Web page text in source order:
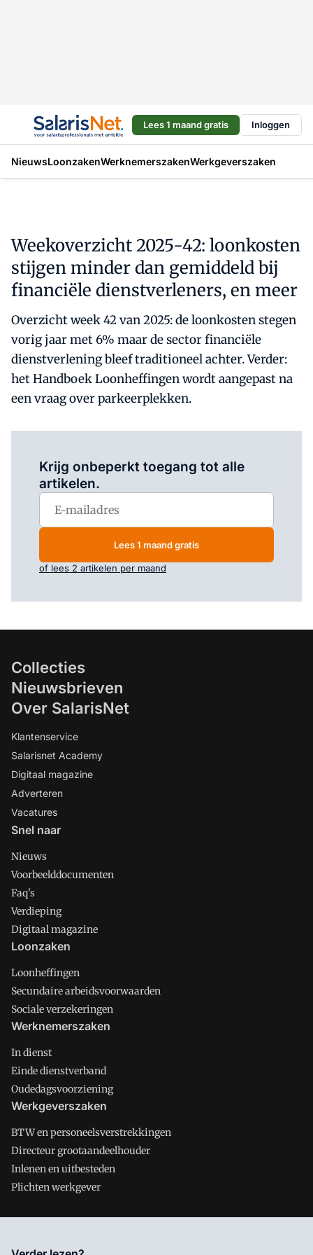
Lees 1 maand gratis Inloggen
NieuwsLoonzakenWerknemerszakenWerkgeverszaken
Weekoverzicht 2025-42: loonkosten
stijgen minder dan gemiddeld bij
financiële dienstverleners, en meer
Overzicht week 42 van 2025: de loonkosten stegen
vorig jaar met 6% maar de sector financiële
dienstverlening bleef traditioneel achter. Verder:
het Handboek Loonheffingen wordt aangepast na
een vraag over parkeerplekken.
Krijg onbeperkt toegang tot alle
artikelen.
Lees 1 maand gratis
of lees 2 artikelen per maand
Collecties
Nieuwsbrieven
Over SalarisNet
Klantenservice
Salarisnet Academy
Digitaal magazine
Adverteren
Vacatures
Snel naar
Nieuws
Voorbeelddocumenten
Faq's
Verdieping
Digitaal magazine
Loonzaken
Loonheffingen
Secundaire arbeidsvoorwaarden
Sociale verzekeringen
Werknemerszaken
In dienst
Einde dienstverband
Oudedagsvoorziening
Werkgeverszaken
BTW en personeelsverstrekkingen
Directeur grootaandeelhouder
Inlenen en uitbesteden
Plichten werkgever
Salarisnet is onderdeel van VMN media. Lees in